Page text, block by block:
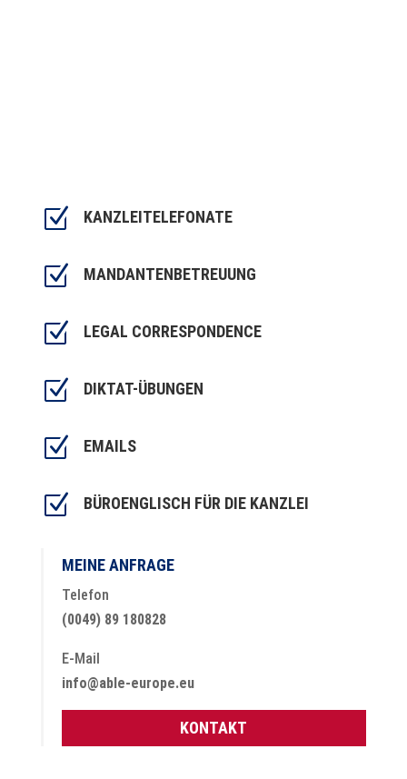
Z KANZLEITELEFONATE
Z MANDANTENBETREUUNG
Z LEGAL CORRESPONDENCE
Z DIKTAT-ÜBUNGEN
Z EMAILS
Z BÜROENGLISCH FÜR DIE KANZLEI
MEINE ANFRAGE
Telefon
(0049) 89 180828
E-Mail
info@able-europe.eu
KONTAKT